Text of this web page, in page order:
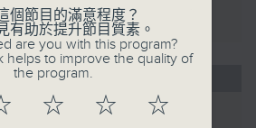
on Radio 3
個節目的滿意程度？
有助於提升節目質素。
are you with this program?
helps to improve the quality of
the program.
☆ ☆ ☆